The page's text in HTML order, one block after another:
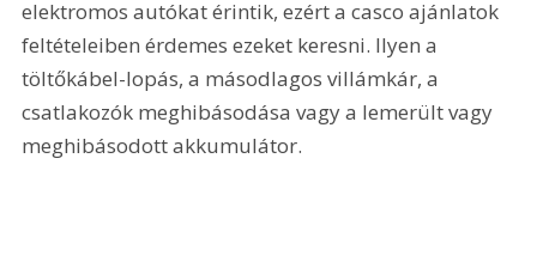
elektromos autókat érintik, ezért a casco ajánlatok
feltételeiben érdemes ezeket keresni. Ilyen a
töltőkábel-lopás, a másodlagos villámkár, a
csatlakozók meghibásodása vagy a lemerült vagy
meghibásodott akkumulátor.